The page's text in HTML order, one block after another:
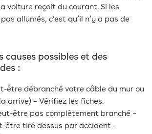
voiture reçoit du courant. Si les
allumés, c’est qu’il n’y a pas de
causes possibles et des
:
être débranché votre câble du mur ou
arrive) – Vérifiez les fiches.
être pas complètement branché –
être tiré dessus par accident –